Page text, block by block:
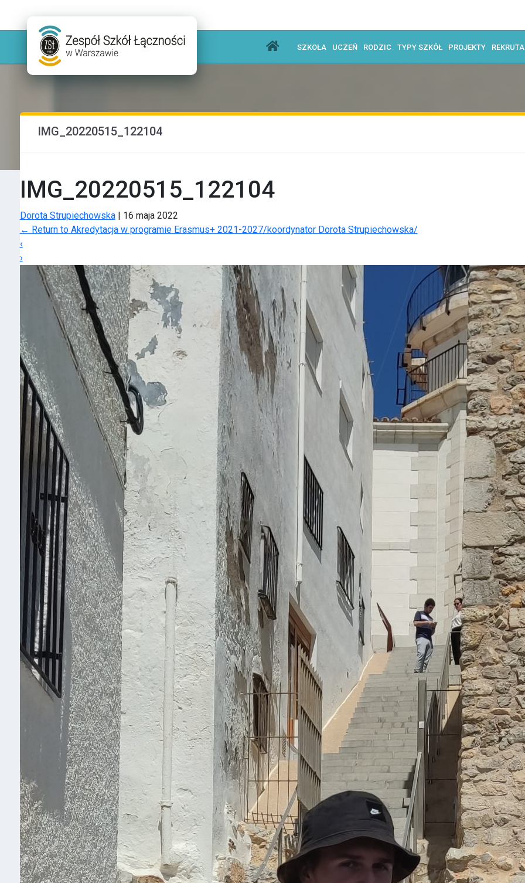
SZKOŁA UCZEŃ RODZIC TYPY SZKÓŁ PROJEKTY
IMG_20220515_122104
IMG_20220515_122104
Dorota Strupiechowska | 16 maja 2022
← Return to Akredytacja w programie Erasmus+ 2021-2027/koordynator Dorota Strupiechowska/
‹
›